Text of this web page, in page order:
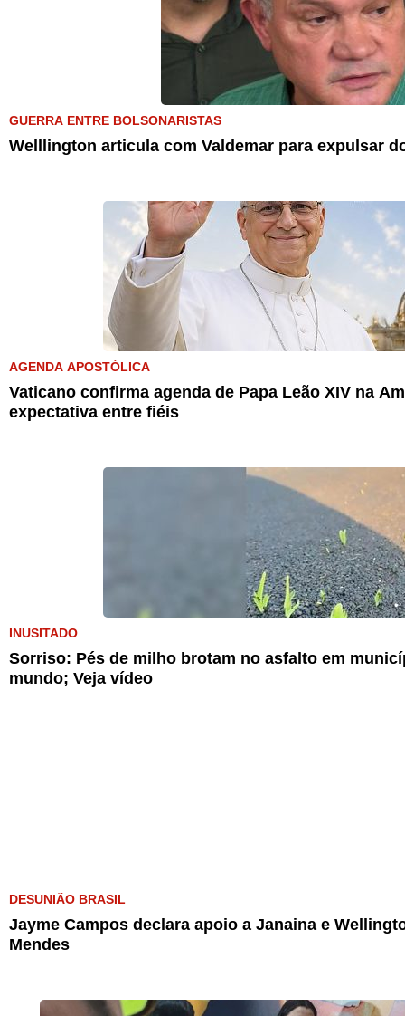
GUERRA ENTRE BOLSONARISTAS
Welllington articula com Valdemar para expulsar
AGENDA APOSTÓLICA
Vaticano confirma agenda de Papa Leão XIV na
expectativa entre fiéis
INUSITADO
Sorriso: Pés de milho brotam no asfalto em
mundo; Veja vídeo
DESUNIÃO BRASIL
Jayme Campos declara apoio a Janaina e
Mendes